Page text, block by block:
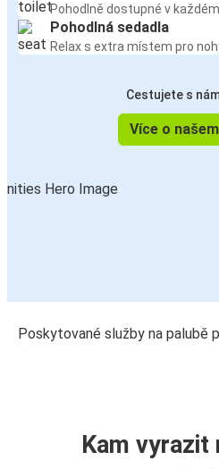
Pohodlně dostupné v
Pohodlná sedadla
Relax s extra místem pro
Cestujete s
Více o
Poskytované služby na palubě
Kam vyrazit